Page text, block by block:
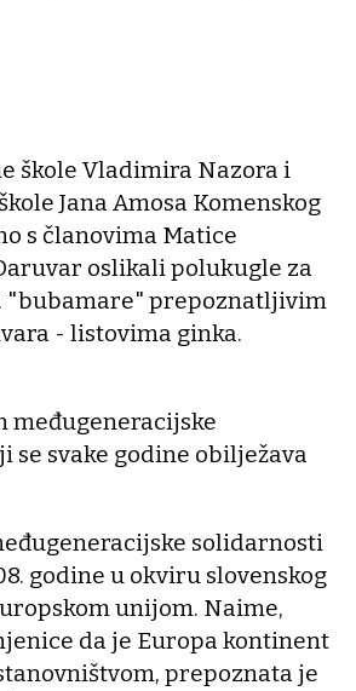
škole Vladimira Nazora i
Jana Amosa Komenskog
s članovima Matice
oslikali polukugle za
"bubamare" prepoznatljivim
- listovima ginka.
međugeneracijske
se svake godine obilježava
solidarnosti
godine u okviru slovenskog
unijom. Naime,
da je Europa kontinent
prepoznata je